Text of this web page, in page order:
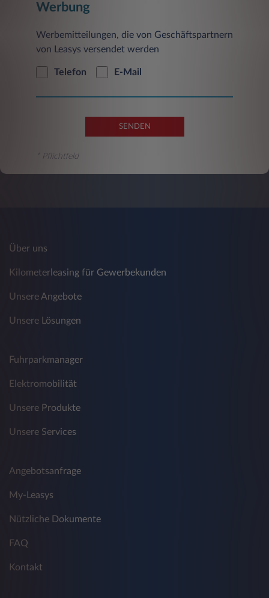
Werbung
Werbemitteilungen, die von Geschäftspartnern
von Leasys versendet werden
Telefon E-Mail
SENDEN
* Pflichtfeld
Über uns
Kilometerleasing für Gewerbekunden
Unsere Angebote
Unsere Lösungen
Fuhrparkmanager
Elektromobilität
Unsere Produkte
Unsere Services
Angebotsanfrage
My-Leasys
Nützliche Dokumente
FAQ
Kontakt